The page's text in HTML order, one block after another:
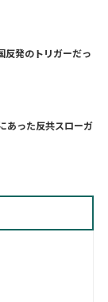
反発のトリガーだっ
あった反共スローガ